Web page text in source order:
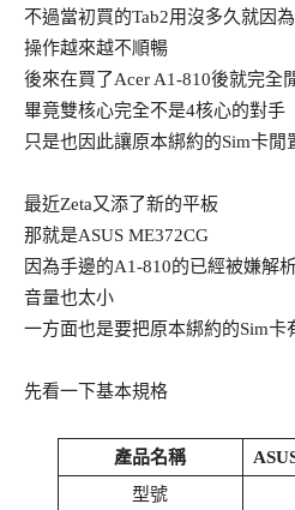
不過當初買的Tab2用沒多久就因
操作越來越不順暢
後來在買了Acer A1-810後就完全
畢竟雙核心完全不是4核心的對手
只是也因此讓原本綁約的Sim卡閒
最近Zeta又添了新的平板
那就是ASUS ME372CG
因為手邊的A1-810的已經被嫌解
音量也太小
一方面也是要把原本綁約的Sim卡
先看一下基本規格
產品名稱
型號